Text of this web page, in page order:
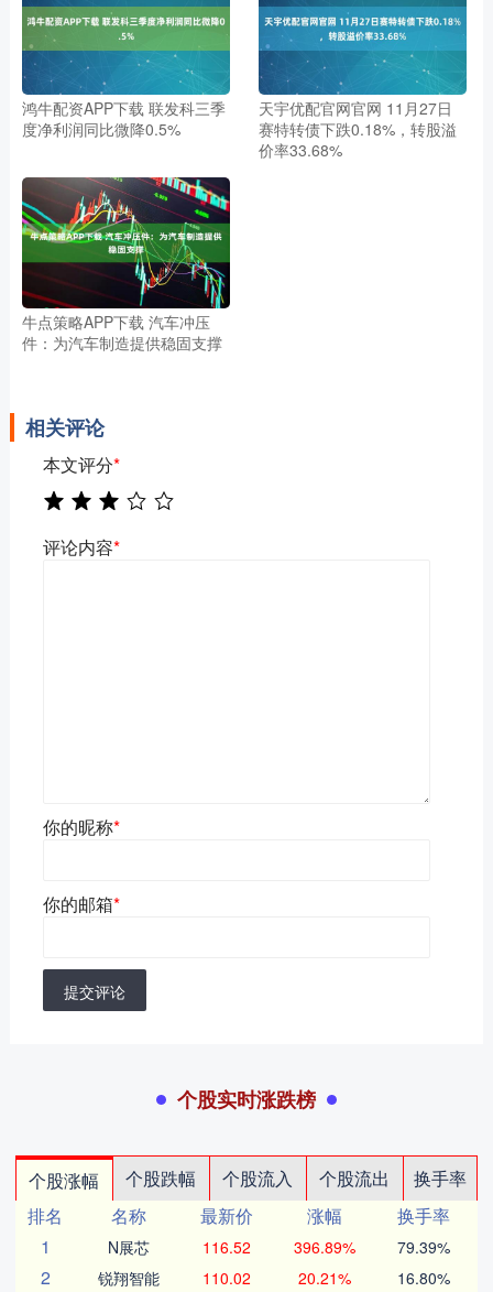
鸿牛配资APP下载 联发科三季
度净利润同比微降0.5%
天宇优配官网官网 11月27日
赛特转债下跌0.18%，转股溢
价率33.68%
牛点策略APP下载 汽车冲压
件：为汽车制造提供稳固支撑
相关评论
本文评分*
评论内容*
你的昵称*
你的邮箱*
提交评论
个股实时涨跌榜
个股涨幅 个股跌幅 个股流入 个股流出
换手率
排名
名称 最新价 涨幅
换手率
1
N展芯 116.52 396.89% 79.39%
2 锐翔智能 110.02 20.21% 16.80%